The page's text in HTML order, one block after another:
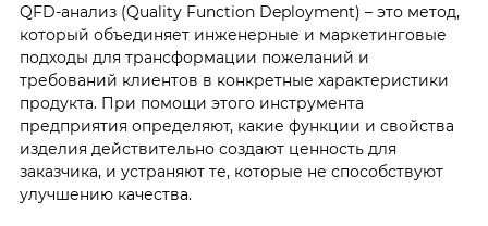
QFD-анализ (Quality Function Deployment) – это метод,
который объединяет инженерные и маркетинговые
подходы для трансформации пожеланий и
требований клиентов в конкретные характеристики
продукта. При помощи этого инструмента
предприятия определяют, какие функции и свойства
изделия действительно создают ценность для
заказчика, и устраняют те, которые не способствуют
улучшению качества.